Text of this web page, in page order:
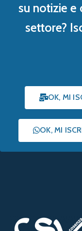
su notizie e
settore?
OK, MI
OK, MI